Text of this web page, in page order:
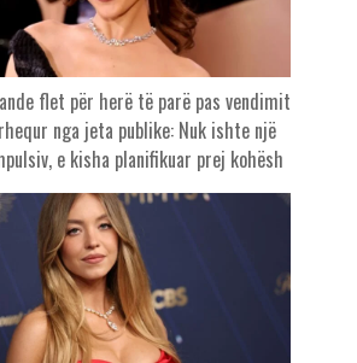
flet për herë të parë pas vendimit
nga jeta publike: Nuk ishte një
e kisha planifikuar prej kohësh